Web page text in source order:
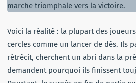
marche triomphale vers la victoire.
Voici la réalité : la plupart des
cercles comme un lancer de dés. Ils
rétrécit, cherchent un abri dans la
demandent pourquoi ils finissent